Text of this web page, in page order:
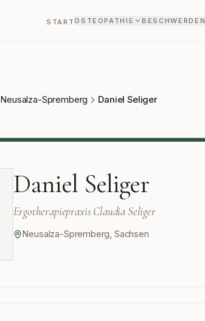
START OSTEOPATHIE BESCHWERDEN
Neusalza-Spremberg Daniel Seliger
Daniel Seliger
Ergotherapiepraxis Claudia Seliger
Neusalza-Spremberg, Sachsen